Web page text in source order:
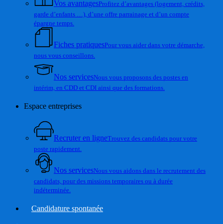
Vos avantagesProfitez d’avantages (logement, crédits,
garde d’enfants …), d’une offre parrainage et d’un compte
épargne temps.
Fiches pratiquesPour vous aider dans votre démarche,
nous vous conseillons.
Nos servicesNous vous proposons des postes en
intérim, en CDD et CDI ainsi que des formations.
Espace entreprises
Recruter en ligneTrouvez des candidats pour votre
poste rapidement.
Nos servicesNous vous aidons dans le recrutement des
candidats, pour des missions temporaires ou à durée
indéterminée.
Candidature spontanée